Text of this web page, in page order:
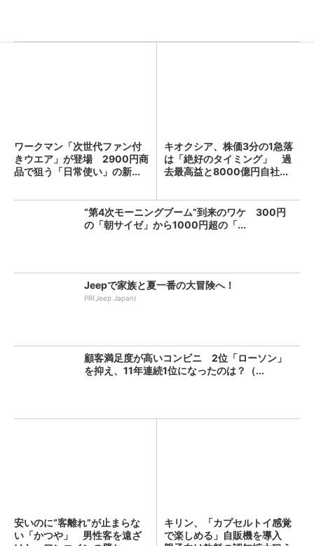
ワークマン「次世代ファン付
きウエア」が登場 2900円商
品で狙う「日常使い」の新...
キオクシア、株価3分の1急落
は「絶好のタイミング」 過
去最高益と8000億円自社...
“第4次モーニングブーム”到来のワケ 300円
の「朝サイゼ」から1000円超の「...
Jeepで家族と夏一番の大冒険へ！
PR(Jeep Japan)
顧客満足度が高いコンビニ 2位「ローソン」
を抑え、11年連続1位になったのは？（...
安いのに“客離れ”が止まらな
い「かつや」 男性客を遠ざ
キリン、「カプセルトイ感覚
で楽しめる」自販機を導入